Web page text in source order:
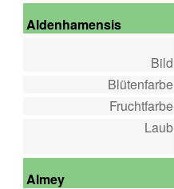
Aldenhamensis
Bild
Blütenfarbe
Fruchtfarbe
Laub
Almey